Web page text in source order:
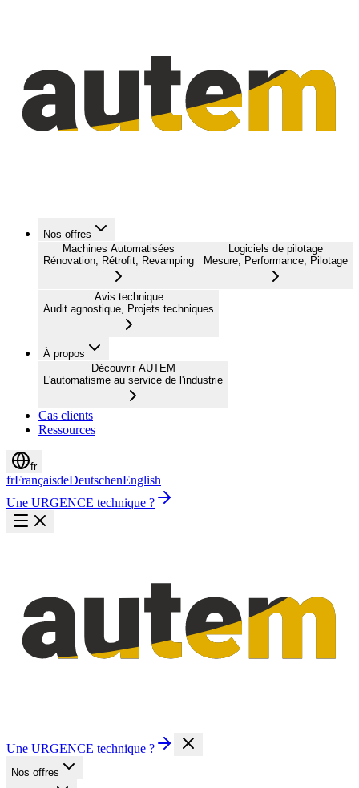
Nos offres
Machines Automatisées
Rénovation, Rétrofit, Revamping
Logiciels de pilotage
Mesure, Performance, Pilotage
Avis technique
Audit agnostique, Projets techniques
À propos
Découvrir AUTEM
L'automatisme au service de l'industrie
Cas clients
Ressources
fr
frFrançaisdeDeutschenEnglish
Une URGENCE technique ?
Une URGENCE technique ?
Nos offres